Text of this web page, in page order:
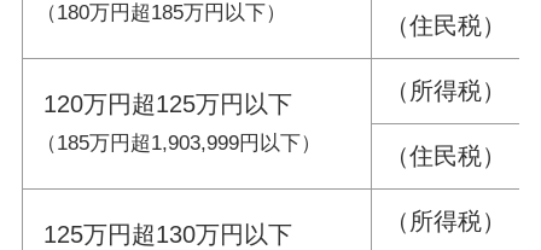
（180万円超185万円以下） （住民税）
120万円超125万円以下
（185万円超1,903,999円以下）
（所得税）
（住民税）
125万円超130万円以下 （所得税）